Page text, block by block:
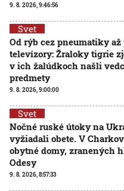
9. 8. 2026, 9:46:56
Svet
Od rýb cez pneumatiky až
televízory: Žraloky tigrie
v ich žalúdkoch našli
predmety
9. 8. 2026, 9:00:00
Svet
Nočné ruské útoky na
vyžiadali obete. V
obytné domy, zranených
Odesy
9. 8. 2026, 8:57:33